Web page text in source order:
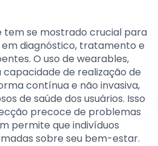
tem se mostrado crucial para
diagnóstico, tratamento e
O uso de wearables,
de realização de
contínua e não invasiva,
de saúde dos usuários. Isso
precoce de problemas
permite que indivíduos
sobre seu bem-estar.